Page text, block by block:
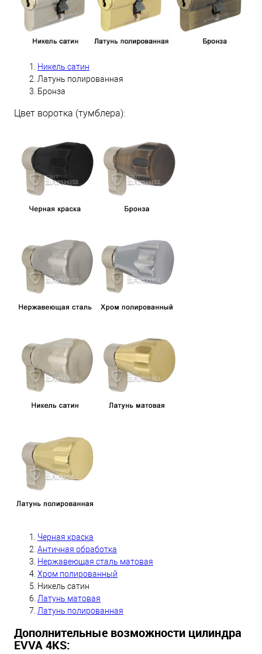
Никель сатин
Латунь полированная
Бронза
Цвет воротка (тумблера):
Черная краска
Античная обработка
Нержавеющая сталь матовая
Хром полированный
Никель сатин
Латунь матовая
Латунь полированная
Дополнительные возможности цилиндра
EVVA 4KS: